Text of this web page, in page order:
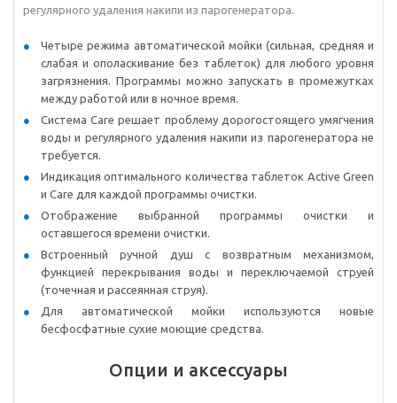
регулярного удаления накипи из парогенератора.
Четыре режима автоматической мойки (сильная, средняя и
слабая и ополаскивание без таблеток) для любого уровня
загрязнения. Программы можно запускать в промежутках
между работой или в ночное время.
Система Care решает проблему дорогостоящего умягчения
воды и регулярного удаления накипи из парогенератора не
требуется.
Индикация оптимального количества таблеток Active Green
и Care для каждой программы очистки.
Отображение выбранной программы очистки и
оставшегося времени очистки.
Встроенный ручной душ с возвратным механизмом,
функцией перекрывания воды и переключаемой струей
(точечная и рассеянная струя).
Для автоматической мойки используются новые
бесфосфатные сухие моющие средства.
Опции и аксессуары